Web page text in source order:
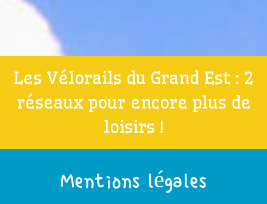
Les Vélorails du Grand Est : 2
réseaux pour encore plus de
loisirs !
Mentions légales